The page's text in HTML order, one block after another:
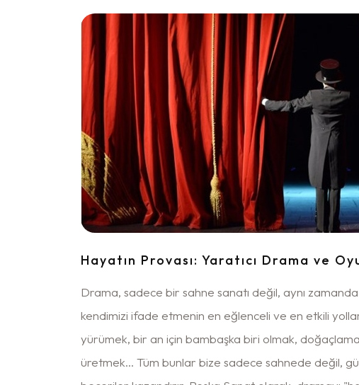
Hayatın Provası: Yaratıcı Drama ve
Drama, sadece bir sahne sanatı değil, aynı
kendimizi ifade etmenin en eğlenceli ve en etkili
yürümek, bir an için bambaşka biri olmak,
üretmek... Tüm bunlar bize sadece sahnede değil,